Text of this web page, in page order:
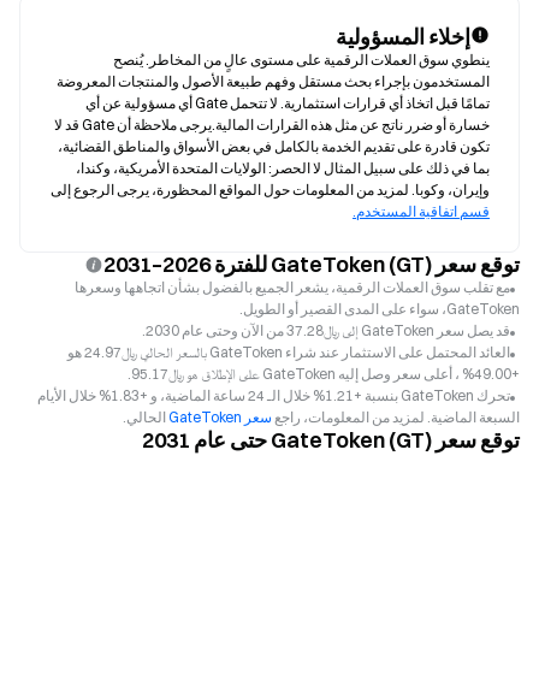
إخلاء المسؤولية
وإيران، وكوبا. لمزيد من المعلومات حول المواقع المحظورة، يرجى الرجوع إلى
قسم اتفاقية المستخدم.
توقع سعر GateToken (GT) للفترة 2026–2031
مع تقلب سوق العملات الرقمية، يشعر الجميع بالفضول بشأن اتجاهها وسعرها
GateToken، سواء على المدى القصير أو الطويل.
قد يصل سعر GateToken إلى ﷼‎37.28 من الآن وحتى عام 2030.
العائد المحتمل على الاستثمار عند شراء GateToken بالسعر الحالي ﷼‎24.97 هو
+49.00% ، أعلى سعر وصل إليه GateToken على الإطلاق هو ﷼‎95.17.
تحرك GateToken بنسبة +1.21% خلال الـ 24 ساعة الماضية، و +1.83% خلال الأيام
السبعة الماضية. لمزيد من المعلومات، راجع سعر GateToken الحالي.
توقع سعر GateToken (GT) حتى عام 2031